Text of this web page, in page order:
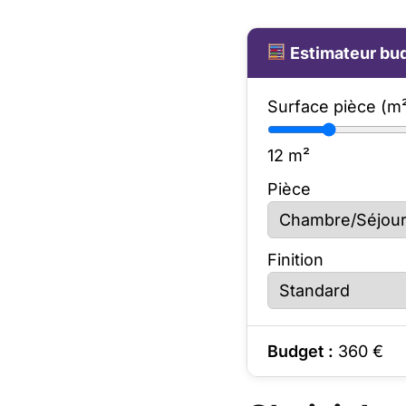
Estimateur
Surface pièce
12 m²
Pièce
Finition
Budget : 360 €